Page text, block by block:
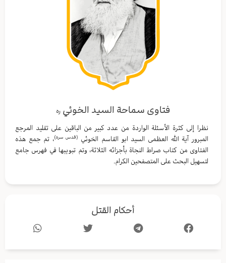
فتاوى سماحة السيد الخوئي ره
نظرا إلى كثرة الأسئلة الواردة من عدد كبير من الباقين على تقليد المرجع
المبرور آية الله العظمى السيد ابو القاسم الخوئي (قدس سره)، تم جمع هذه
الفتاوى من كتاب صراط النجاة بأجزائه الثلاثة، وتم تبويبها في فهرس جامع
لتسهيل البحث على المتصفحين الكرام.
أحكام القتل